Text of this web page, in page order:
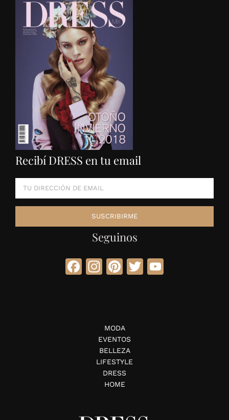
Recibí DRESS en tu email
Seguinos
Facebook
Instagram
Pinterest
Twitter
MODA
EVENTOS
BELLEZA
LIFESTYLE
DRESS
HOME